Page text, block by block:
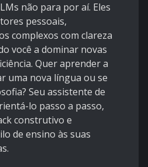
não para por aí. Eles
pessoais,
complexos com clareza
você a dominar novas
Quer aprender a
uma nova língua ou se
Seu assistente de
lo passo a passo,
construtivo e
de ensino às suas